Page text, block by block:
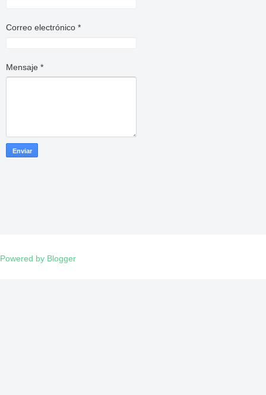
Correo electrónico *
Mensaje *
Powered by Blogger